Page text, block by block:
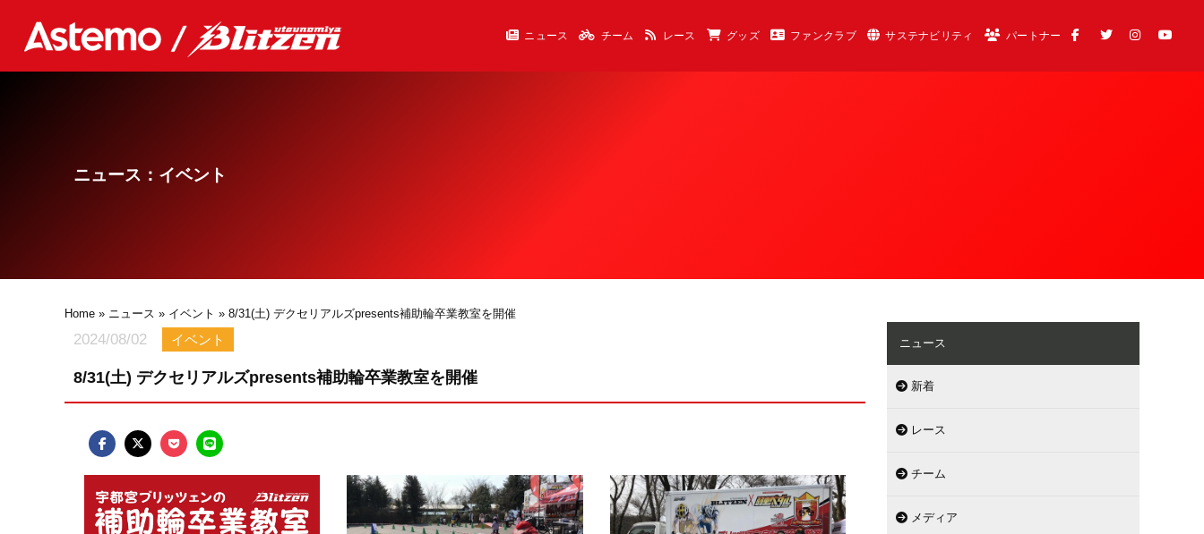
ニュース チーム レース グッズ ファンクラブ サステナビリティ パートナー
ニュース：イベント
Home » ニュース » イベント » 8/31(土) デクセリアルズpresents補助輪卒業教室を開催
2024/08/02 イベント
8/31(土) デクセリアルズpresents補助輪卒業教室を開催
ニュース
新着
レース
チーム
メディア